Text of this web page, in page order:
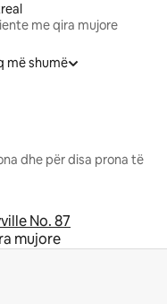
me qira mujore
më shumë
dhe për disa prona të
No. 87
mujore